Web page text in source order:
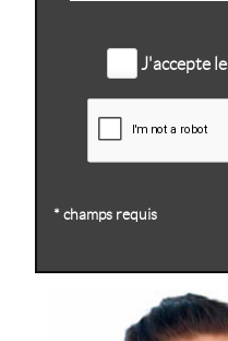
J'accepte
* champs requis